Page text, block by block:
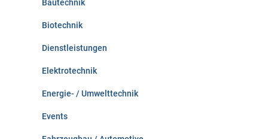
Bautechnik
Biotechnik
Dienstleistungen
Elektrotechnik
Energie- / Umwelttechnik
Events